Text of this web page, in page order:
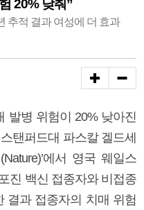
20% 낮춰”
추적 결과 여성에 더 효과
발병 위험이 20% 낮아진
탠퍼드대 파스칼 겔드세
에서 영국 웨일스
진 백신 접종자와 비접종
결과 접종자의 치매 위험